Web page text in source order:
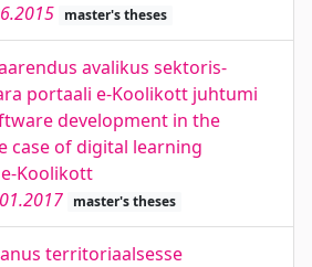
master's theses
avalikus sektoris-
portaali e-Koolikott juhtumi
development in the
case of digital learning
Koolikott
master's theses
territoriaalsesse